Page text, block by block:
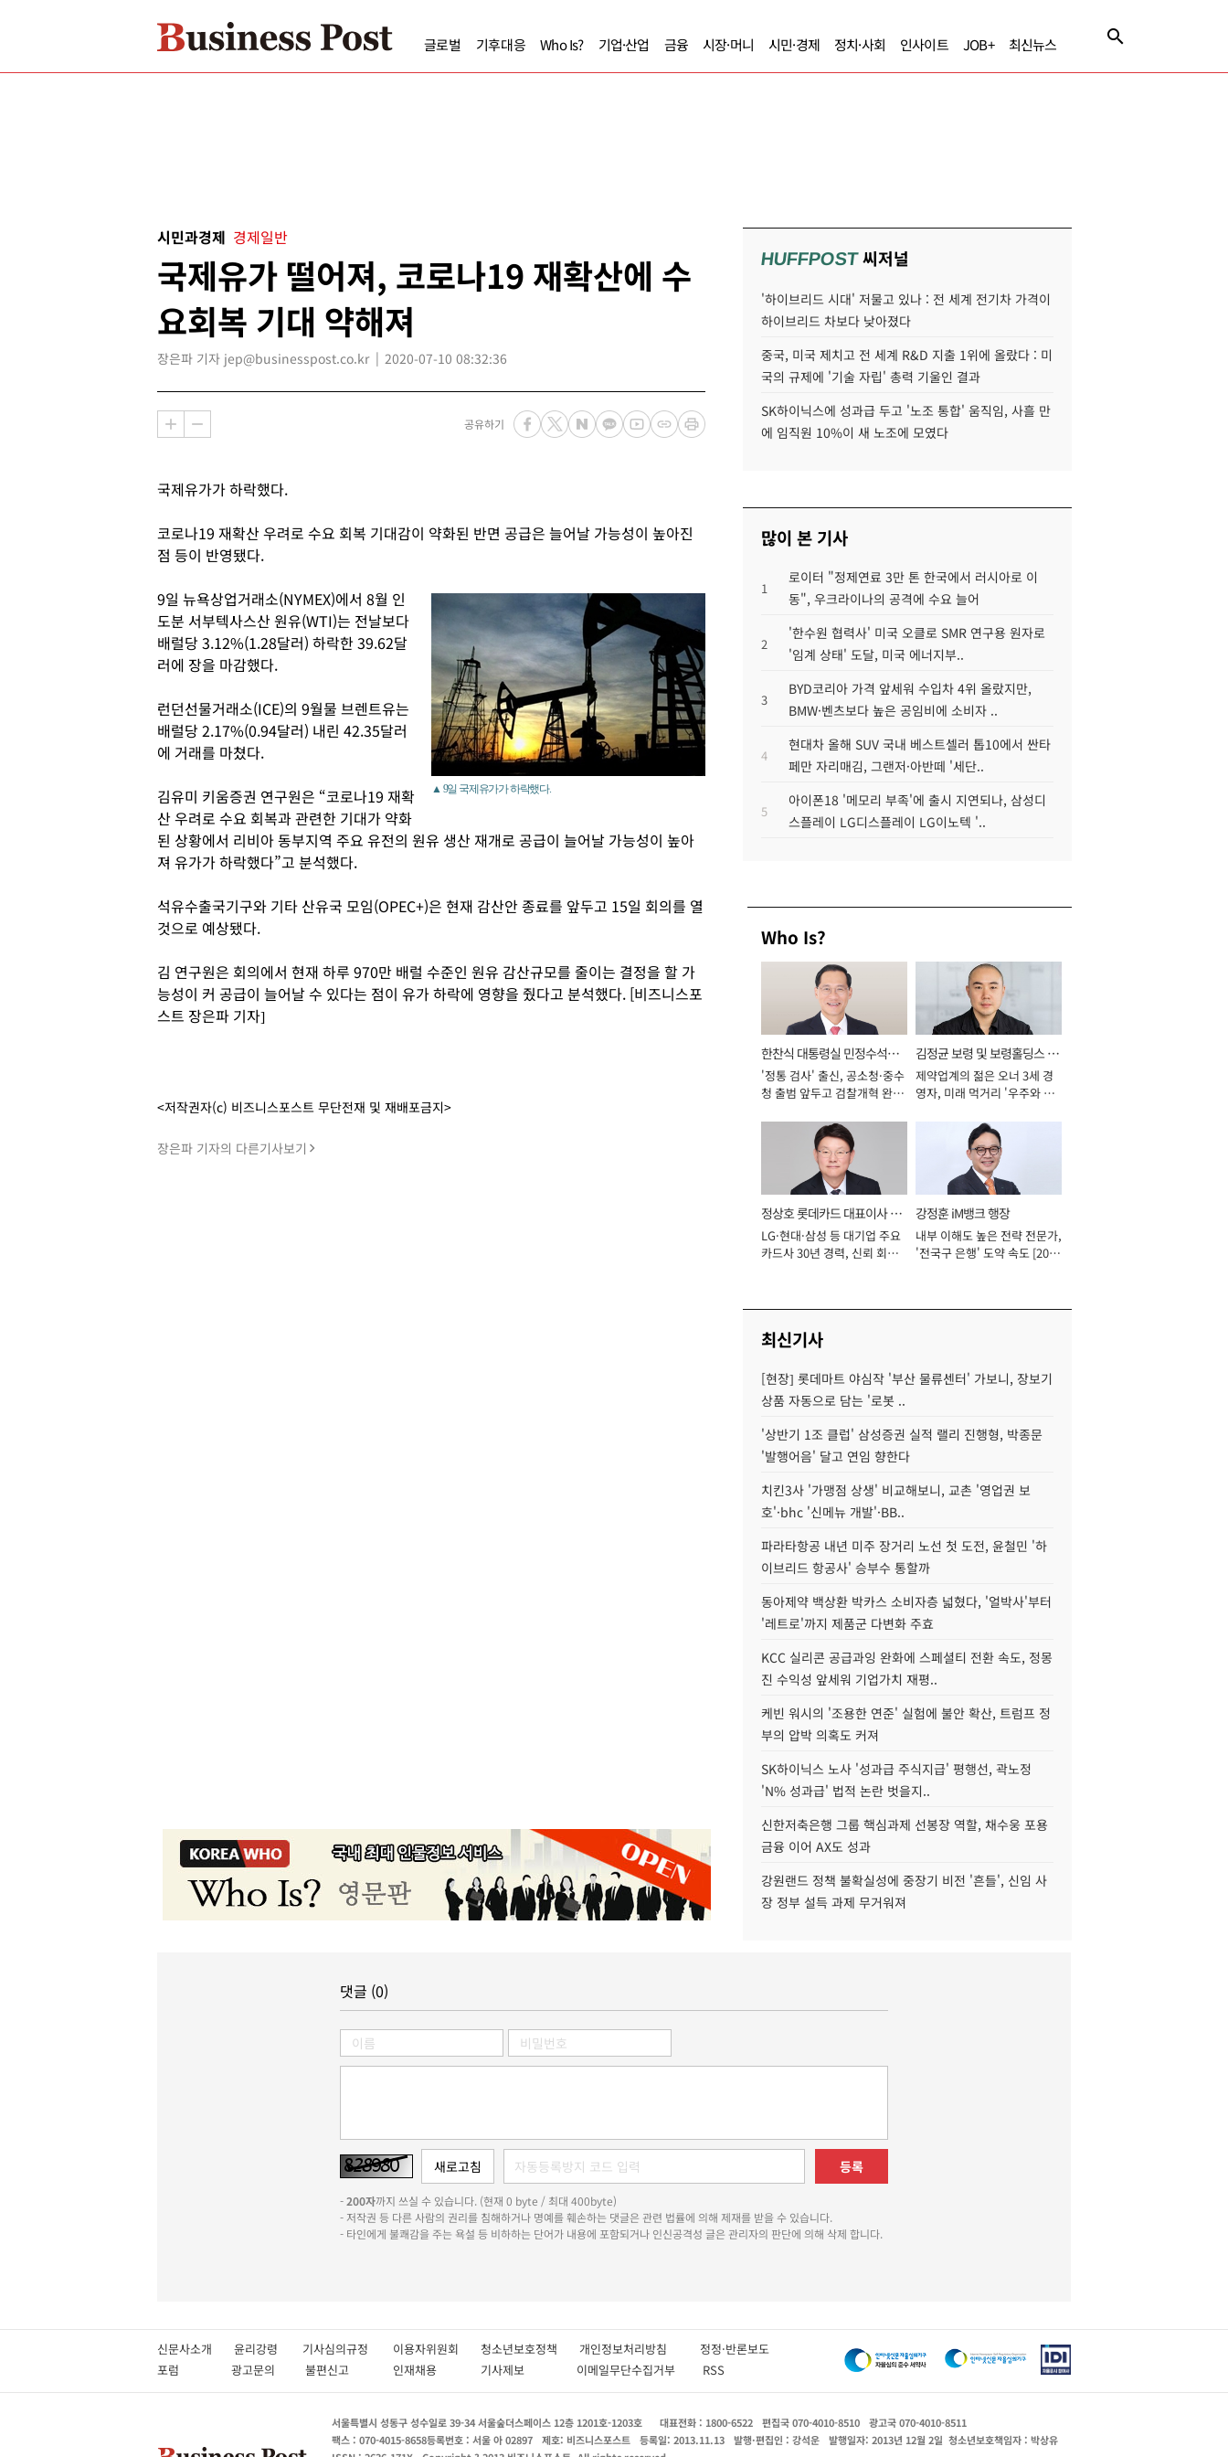
글로벌 기후대응 Who Is? 기업·산업 금융 시장·머니 시민·경제 정치·사회 인사이트 JOB+ 최신뉴스
시민과경제 경제일반
국제유가 떨어져, 코로나19 재확산에 수
요회복 기대 약해져
장은파 기자 jep@businesspost.co.kr 2020-07-10 08:32:36
공유하기
국제유가가 하락했다.
코로나19 재확산 우려로 수요 회복 기대감이 약화된 반면 공급은 늘어날 가능성이 높아진
점 등이 반영됐다.
▲ 9일 국제유가가 하락했다.
9일 뉴욕상업거래소(NYMEX)에서 8월 인
도분 서부텍사스산 원유(WTI)는 전날보다
배럴당 3.12%(1.28달러) 하락한 39.62달
러에 장을 마감했다.
런던선물거래소(ICE)의 9월물 브렌트유는
배럴당 2.17%(0.94달러) 내린 42.35달러
에 거래를 마쳤다.
김유미 키움증권 연구원은 “코로나19 재확
산 우려로 수요 회복과 관련한 기대가 약화
된 상황에서 리비아 동부지역 주요 유전의 원유 생산 재개로 공급이 늘어날 가능성이 높아
져 유가가 하락했다”고 분석했다.
석유수출국기구와 기타 산유국 모임(OPEC+)은 현재 감산안 종료를 앞두고 15일 회의를 열
것으로 예상됐다.
김 연구원은 회의에서 현재 하루 970만 배럴 수준인 원유 감산규모를 줄이는 결정을 할 가
능성이 커 공급이 늘어날 수 있다는 점이 유가 하락에 영향을 줬다고 분석했다. [비즈니스포
스트 장은파 기자]
<저작권자(c) 비즈니스포스트 무단전재 및 재배포금지>
장은파 기자의 다른기사보기
HUFFPOST씨저널
'하이브리드 시대' 저물고 있나 : 전 세계 전기차 가격이
하이브리드 차보다 낮아졌다
중국, 미국 제치고 전 세계 R&D 지출 1위에 올랐다 : 미
국의 규제에 '기술 자립' 총력 기울인 결과
SK하이닉스에 성과급 두고 '노조 통합' 움직임, 사흘 만
에 임직원 10%이 새 노조에 모였다
많이 본 기사
1
로이터 "정제연료 3만 톤 한국에서 러시아로 이
동", 우크라이나의 공격에 수요 늘어
2
'한수원 협력사' 미국 오클로 SMR 연구용 원자로
'임계 상태' 도달, 미국 에너지부..
3
BYD코리아 가격 앞세워 수입차 4위 올랐지만,
BMW·벤츠보다 높은 공임비에 소비자 ..
4
현대차 올해 SUV 국내 베스트셀러 톱10에서 싼타
페만 자리매김, 그랜저·아반떼 '세단..
5
아이폰18 '메모리 부족'에 출시 지연되나, 삼성디
스플레이 LG디스플레이 LG이노텍 '..
Who Is?
한찬식 대통령실 민정수석비
서관
'정통 검사' 출신, 공소청·중수
청 출범 앞두고 검찰개혁 완수
김정균 보령 및 보령홀딩스 대
표이사 사장
제약업계의 젊은 오너 3세 경
영자, 미래 먹거리 '우주와 헬
정상호 롯데카드 대표이사 사
장
LG·현대·삼성 등 대기업 주요
카드사 30년 경력, 신뢰 회복
강정훈 iM뱅크 행장
내부 이해도 높은 전략 전문가,
'전국구 은행' 도약 속도 [2026
최신기사
[현장] 롯데마트 야심작 '부산 물류센터' 가보니, 장보기
상품 자동으로 담는 '로봇 ..
'상반기 1조 클럽' 삼성증권 실적 랠리 진행형, 박종문
'발행어음' 달고 연임 향한다
치킨3사 '가맹점 상생' 비교해보니, 교촌 '영업권 보
호'·bhc '신메뉴 개발'·BB..
파라타항공 내년 미주 장거리 노선 첫 도전, 윤철민 '하
이브리드 항공사' 승부수 통할까
동아제약 백상환 박카스 소비자층 넓혔다, '얼박사'부터
'레트로'까지 제품군 다변화 주효
KCC 실리콘 공급과잉 완화에 스페셜티 전환 속도, 정몽
진 수익성 앞세워 기업가치 재평..
케빈 워시의 '조용한 연준' 실험에 불안 확산, 트럼프 정
부의 압박 의혹도 커져
SK하이닉스 노사 '성과급 주식지급' 평행선, 곽노정
'N% 성과급' 법적 논란 벗을지..
신한저축은행 그룹 핵심과제 선봉장 역할, 채수웅 포용
금융 이어 AX도 성과
강원랜드 정책 불확실성에 중장기 비전 '흔들', 신임 사
장 정부 설득 과제 무거워져
댓글 (0)
등록
-200자까지 쓰실 수 있습니다. (현재 0 byte / 최대 400byte)
- 저작권 등 다른 사람의 권리를 침해하거나 명예를 훼손하는 댓글은 관련 법률에 의해 제재를 받을 수 있습니다.
- 타인에게 불쾌감을 주는 욕설 등 비하하는 단어가 내용에 포함되거나 인신공격성 글은 관리자의 판단에 의해 삭제 합니다.
신문사소개 윤리강령 기사심의규정 이용자위원회 청소년보호정책 개인정보처리방침 정정·반론보도
포럼
광고문의 불편신고 인재채용 기사제보 이메일무단수집거부 RSS
서울특별시 성동구 성수일로 39-34 서울숲더스페이스 12층 1201호-1203호 대표전화 : 1800-6522 편집국 070-4010-8510
광고국 070-4010-8511
팩스 : 070-4015-8658등록번호 : 서울 아 02897 제호: 비즈니스포스트 등록일: 2013.11.13 발행·편집인 : 강석운 발행일자: 2013년 12월 2일 청소년보호책임자 : 박상유